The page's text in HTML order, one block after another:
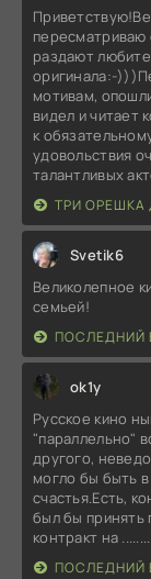
пересматриваю
раздают
оригинала:-
мотивам,
видел и читает
к
удовольствия
талантливых
ТРИ ОРЕШКА
Svetik6
Великолепное
семьей!
ПОСЛЕДНИЙ
ok1y
Русское кино
"параллельно"
другого,
могло бы быть
счастья.Есть,
был бы принять
контракт на
ПОСЛЕДНИЙ